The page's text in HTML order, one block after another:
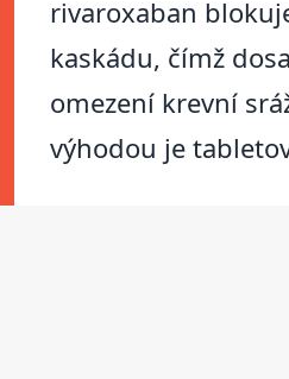
rivaroxaban
kaskádu, čímž
omezení krevní
výhodou je